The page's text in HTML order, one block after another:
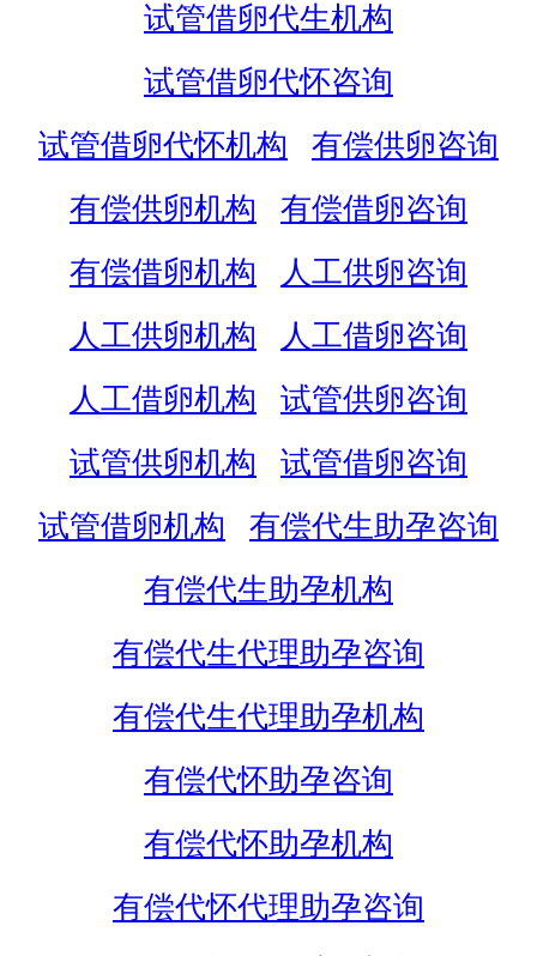
试管借卵代生机构
试管借卵代怀咨询
试管借卵代怀机构
有偿供卵咨询
有偿供卵机构
有偿借卵咨询
有偿借卵机构
人工供卵咨询
人工供卵机构
人工借卵咨询
人工借卵机构
试管供卵咨询
试管供卵机构
试管借卵咨询
试管借卵机构
有偿代生助孕咨询
有偿代生助孕机构
有偿代生代理助孕咨询
有偿代生代理助孕机构
有偿代怀助孕咨询
有偿代怀助孕机构
有偿代怀代理助孕咨询